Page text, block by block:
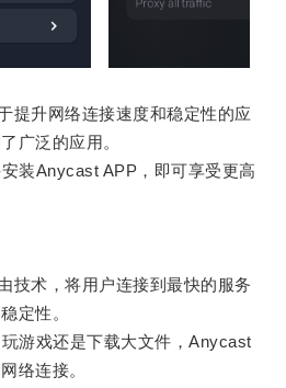
升网络连接速度和稳定性的应
广泛的应用。
Anycast APP，即可享受更高
术，将用户连接到最快的服务
定性。
戏还是下载大文件，Anycast
络连接。